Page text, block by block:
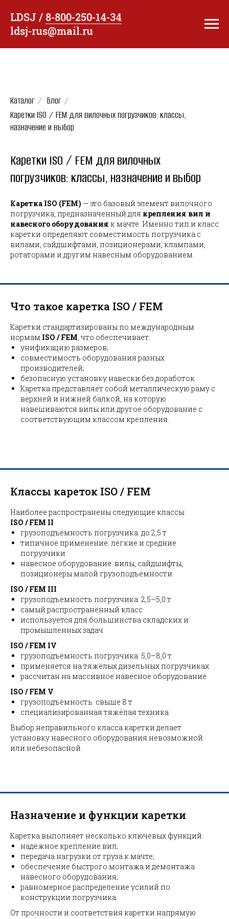
LDSJ / 8-800-250-14-34
ldsj-rus@mail.ru
Каталог / Блог /
Каретки ISO / FEM для вилочных погрузчиков: классы,
назначение и выбор
Каретки ISO / FEM для вилочных
погрузчиков: классы, назначение и выбор
Каретка ISO (FEM) — это базовый элемент вилочного
погрузчика, предназначенный для крепления вил и
навесного оборудования к мачте. Именно тип и класс
каретки определяют совместимость погрузчика с
вилами, сайдшифтами, позиционерами, клампами,
ротаторами и другим навесным оборудованием.
Что такое каретка ISO / FEM
Каретки стандартизированы по международным
нормам ISO / FEM, что обеспечивает:
унификацию размеров;
совместимость оборудования разных
производителей;
безопасную установку навески без доработок.
Каретка представляет собой металлическую раму с
верхней и нижней балкой, на которую
навешиваются вилы или другое оборудование с
соответствующим классом крепления.
Классы кареток ISO / FEM
Наиболее распространены следующие классы:
ISO / FEM II
грузоподъёмность погрузчика: до 2,5 т
типичное применение: лёгкие и средние
погрузчики
навесное оборудование: вилы, сайдшифты,
позиционеры малой грузоподъёмности
ISO / FEM III
грузоподъёмность погрузчика: 2,5–5,0 т
самый распространённый класс
используется для большинства складских и
промышленных задач
ISO / FEM IV
грузоподъёмность погрузчика: 5,0–8,0 т
применяется на тяжёлых дизельных погрузчиках
рассчитан на массивное навесное оборудование
ISO / FEM V
грузоподъёмность: свыше 8 т
специализированная тяжёлая техника
Выбор неправильного класса каретки делает
установку навесного оборудования невозможной
или небезопасной.
Назначение и функции каретки
Каретка выполняет несколько ключевых функций:
надёжное крепление вил;
передача нагрузки от груза к мачте;
обеспечение быстрого монтажа и демонтажа
навесного оборудования;
равномерное распределение усилий по
конструкции погрузчика.
От прочности и соответствия каретки напрямую